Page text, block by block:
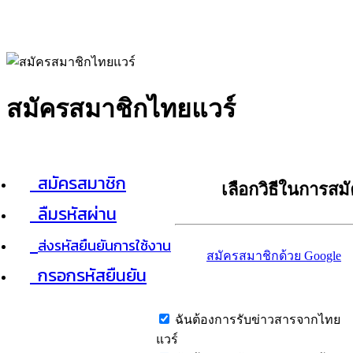
สมัครสมาชิกไทยแวร์
สมัครสมาชิก
ลืมรหัสผ่าน
ส่งรหัสยืนยันการใช้งาน
กรอกรหัสยืนยัน
เลือกวิธีในการส
สมัครสมาชิกด้วย Google
ฉันต้องการรับข่าวสารจากไทย
แวร์